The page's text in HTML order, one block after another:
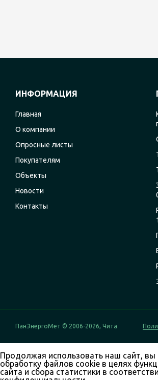
ИНФОРМАЦИЯ
Главная
О компании
Опросные листы
Покупателям
Объекты
Новости
Контакты
ПанЭнергоМет © 2006-2026, Чита
Продолжая использовать наш сайт, вы
обработку файлов cookie в целях
сайта и сбора статистики в